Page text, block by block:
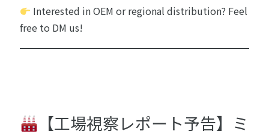
Interested in OEM or regional distribution? Feel
free to DM us!
【工場視察レポート予告】ミ